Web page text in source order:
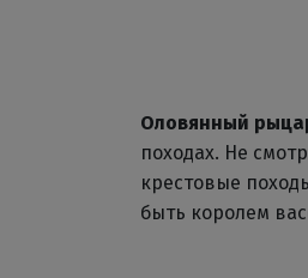
Оловянный
походах. Не
крестовые
быть королем